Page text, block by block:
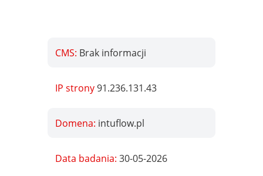
CMS: Brak informacji
IP strony91.236.131.43
Domena: intuflow.pl
Data badania:30-05-2026